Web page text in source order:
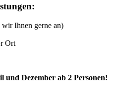
Ihnen gerne an)
Ort
und Dezember ab 2 Personen!